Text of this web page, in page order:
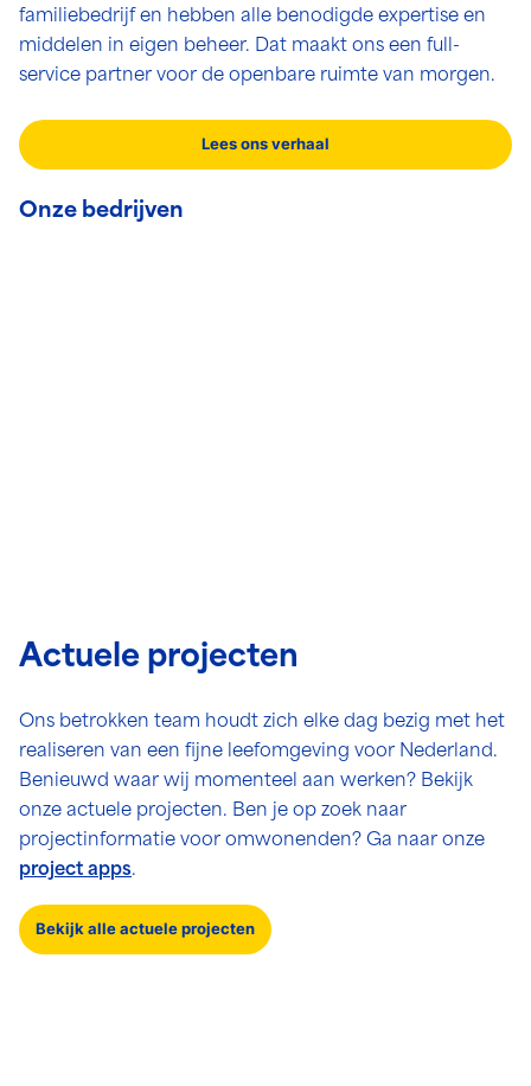
familiebedrijf en hebben alle benodigde expertise en
middelen in eigen beheer. Dat maakt ons een full-
service partner voor de openbare ruimte van morgen.
Lees ons verhaal
Onze bedrijven
Actuele projecten
Ons betrokken team houdt zich elke dag bezig met het
realiseren van een fijne leefomgeving voor Nederland.
Benieuwd waar wij momenteel aan werken? Bekijk
onze actuele projecten. Ben je op zoek naar
projectinformatie voor omwonenden? Ga naar onze
project apps.
Bekijk alle actuele projecten